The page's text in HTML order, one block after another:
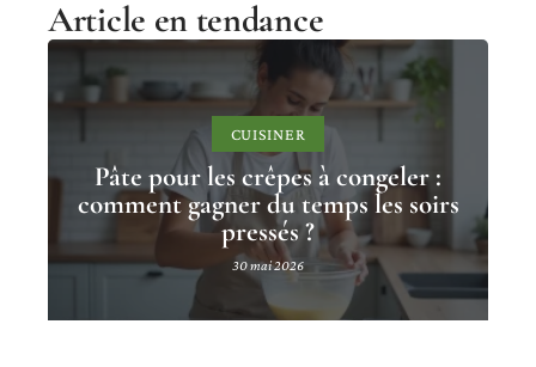
Article en tendance
CUISINER
Pâte pour les crêpes à congeler :
comment gagner du temps les soirs
pressés ?
30 mai 2026